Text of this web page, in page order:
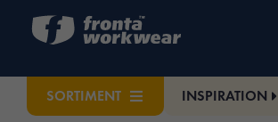
SORTIMENT INSPIRATION